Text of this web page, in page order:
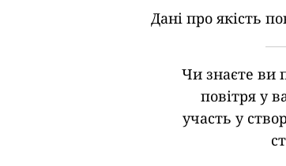
Дані про якість
Чи знаєте ви
повітря у
участь у